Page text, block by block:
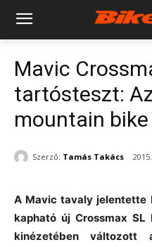
Mavic
tartósteszt:
mountain
Szerző: Tamás Takács
A Mavic tavaly jelentette
kapható új Crossmax
kinézetében